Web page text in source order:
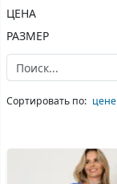
ЦЕНА
РАЗМЕР
Сортировать по: цене